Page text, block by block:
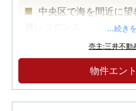
中央区で海を間近に
総戸数２０４６戸の
クト
都営大江戸線「勝ど
...続き
売主:三井不動
物件エン